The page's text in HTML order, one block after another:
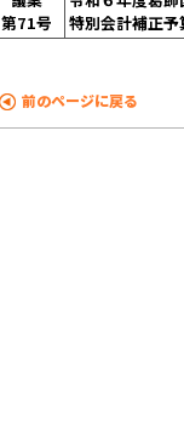
第71号
特別会計補正
前のページに戻る